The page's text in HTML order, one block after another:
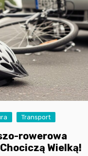
Transport
rowerowa
Wielką!